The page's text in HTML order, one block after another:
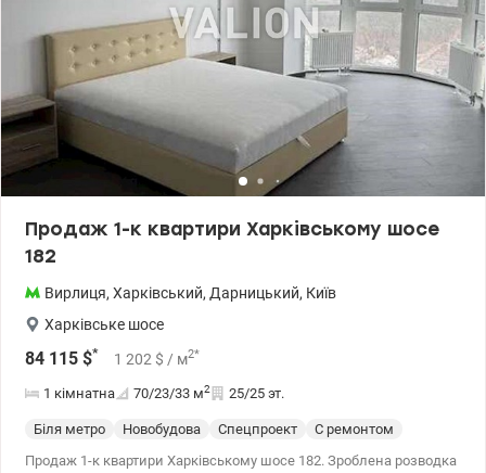
Продаж 1-к квартири Харківському шосе
182
Вирлиця, Харківський, Дарницький, Київ
Харківське шосе
84 115 $* 1 202 $ / м2*
1 кімнатна 70/23/33 м2 25/25 эт.
Біля метро Новобудова Спецпроект
С ремонтом
Продаж 1-к квартири Харківському шосе 182. Зроблена розводка